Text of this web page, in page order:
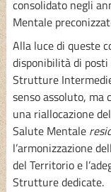
consolidato negli
Mentale
Alla luce di queste
disponibilità di posti
Strutture
senso assoluto, ma
una riallocazione
Salute Mentale
l’armonizzazione
del Territorio e
Strutture dedicate.